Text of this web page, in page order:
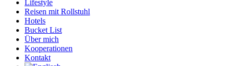
Lifestyle
Reisen mit Rollstuhl
Hotels
Bucket List
Über mich
Kooperationen
Kontakt